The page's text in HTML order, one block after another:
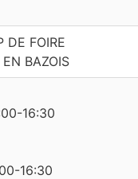
DE FOIRE
BAZOIS
16:30
16:30